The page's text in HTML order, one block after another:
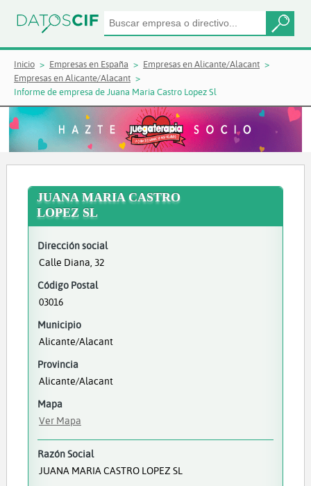
Inicio Empresas en España
Empresas en Alicante/Alacant
Empresas en Alicante/Alacant
Informe de empresa de Juana Maria Castro Lopez Sl
JUANA MARIA CASTRO
LOPEZ SL
Dirección social
Calle Diana, 32
Código Postal
03016
Municipio
Alicante/Alacant
Provincia
Alicante/Alacant
Mapa
Ver Mapa
Razón Social
JUANA MARIA CASTRO LOPEZ SL